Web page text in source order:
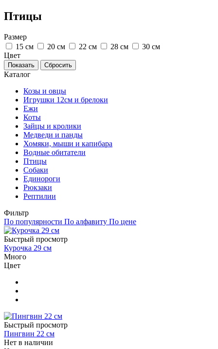
Птицы
Размер
15 см
20 см 22 см 28 см
30 см
Цвет
Каталог
Козы и овцы
Игрушки 12см и брелоки
Ежи
Коты
Зайцы и кролики
Медведи и панды
Хомяки, мыши и капибара
Водные обитатели
Птицы
Собаки
Единороги
Рюкзаки
Рептилии
Фильтр
По популярности По алфавиту По цене
Быстрый просмотр
Курочка 29 см
Много
Цвет
Быстрый просмотр
Пингвин 22 см
Нет в наличии